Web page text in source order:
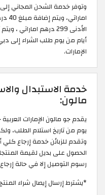
الإمارات.
خدمة الاستبدال
مالون:
يوم من تاريخ استلام الطلب،
وتقدم للزبائن خدمة إرجاع
الحصول على بديل لقيمة
رسوم التوصيل إلا في حالة
*يشترط إرسال إيصال شراء